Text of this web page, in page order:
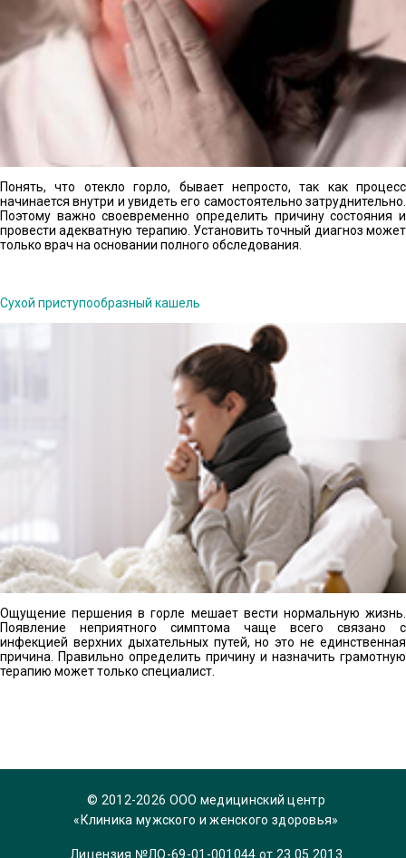
Понять, что отекло горло, бывает непросто, так как процесс
начинается внутри и увидеть его самостоятельно затруднительно.
Поэтому важно своевременно определить причину состояния и
провести адекватную терапию. Установить точный диагноз может
только врач на основании полного обследования.
Сухой приступообразный кашель
Ощущение першения в горле мешает вести нормальную жизнь.
Появление неприятного симптома чаще всего связано с
инфекцией верхних дыхательных путей, но это не единственная
причина. Правильно определить причину и назначить грамотную
терапию может только специалист.
© 2012-2026 ООО медицинский центр
«Клиника мужского и женского здоровья»
Лицензия №ЛО-69-01-001044 от 23.05.2013